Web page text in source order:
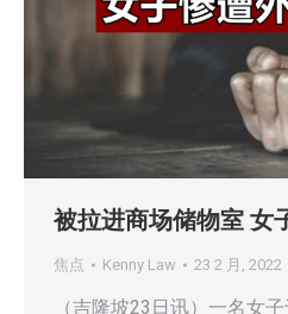
被拉进商场储物室 女
焦点 Kenny Law 23 2 月, 2022
（吉隆坡23日讯）一名女